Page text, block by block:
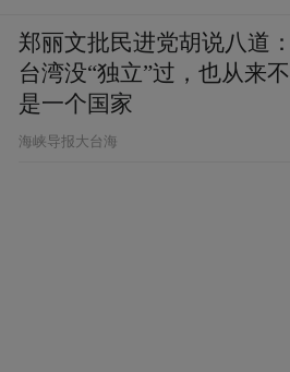
郑丽文批民进党胡说八道：
台湾没“独立”过，也从来不
是一个国家
​海峡导报大台海